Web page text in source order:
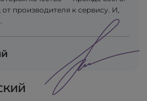
производителя к сервису. И,